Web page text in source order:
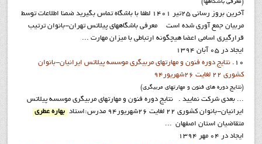
(معرفي باشگاهها)
آخرين بروز رساني 25تیر 1401 لطفا با باشگاه تماس بگیرید ضمنا اطلاعات توسط
مربیان جمع آوری شده است معرفي باشگاههاي پيلاتس تهران-بانوان ترتیب
قرارگیری اسامی اعضا هیچگونه ارتباطی با میزان مهارت ...
ایجاد در 05 آبان 1394
10.
نتايج دوره فنون و مهارتهاي مربيگري موسسه پيلاتس ايرانيان-بانوان
کشوري 22 لغايت 26شهريور94
(نتايج دوره هاي فنون و مهارتهاي مربيگري)
... بعدي شرکت نماييد . نتايج دوره فنون و مهارتهاي مربيگري موسسه پيلاتس
ايرانيان-بانوان کشوري 22 لغايت 26شهريور94 مدرس:استاد
بهاره عطري
متقاضيان استان اصفهان ...
ایجاد در 04 مهر 1394